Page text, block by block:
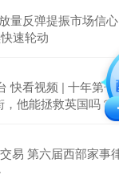
量反弹提振市场信
速轮动
快看视频 | 十年第七
，他能拯救英国吗？
易 第六届西部家事